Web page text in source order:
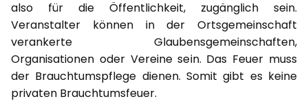
also für die Öffentlichkeit, zugänglich sein.
Veranstalter können in der Ortsgemeinschaft
verankerte Glaubensgemeinschaften,
Organisationen oder Vereine sein. Das Feuer muss
der Brauchtumspflege dienen. Somit gibt es keine
privaten Brauchtumsfeuer.